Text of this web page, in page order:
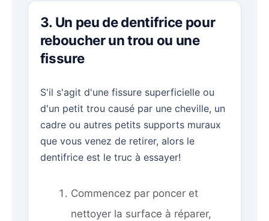
3. Un peu de dentifrice pour
reboucher un trou ou une
fissure
S'il s'agit d'une fissure superficielle ou
d'un petit trou causé par une cheville, un
cadre ou autres petits supports muraux
que vous venez de retirer, alors le
dentifrice est le truc à essayer!
Commencez par poncer et
nettoyer la surface à réparer,